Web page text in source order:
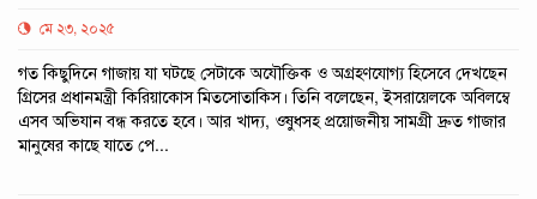
মে ২৩, ২০২৫
গত কিছুদিনে গাজায় যা ঘটছে সেটাকে অযৌক্তিক ও অগ্রহণযোগ্য হিসেবে দেখছেন
গ্রিসের প্রধানমন্ত্রী কিরিয়াকোস মিতসোতাকিস। তিনি বলেছেন, ইসরায়েলকে অবিলম্বে
এসব অভিযান বন্ধ করতে হবে। আর খাদ্য, ওষুধসহ প্রয়োজনীয় সামগ্রী দ্রুত গাজার
মানুষের কাছে যাতে পে...